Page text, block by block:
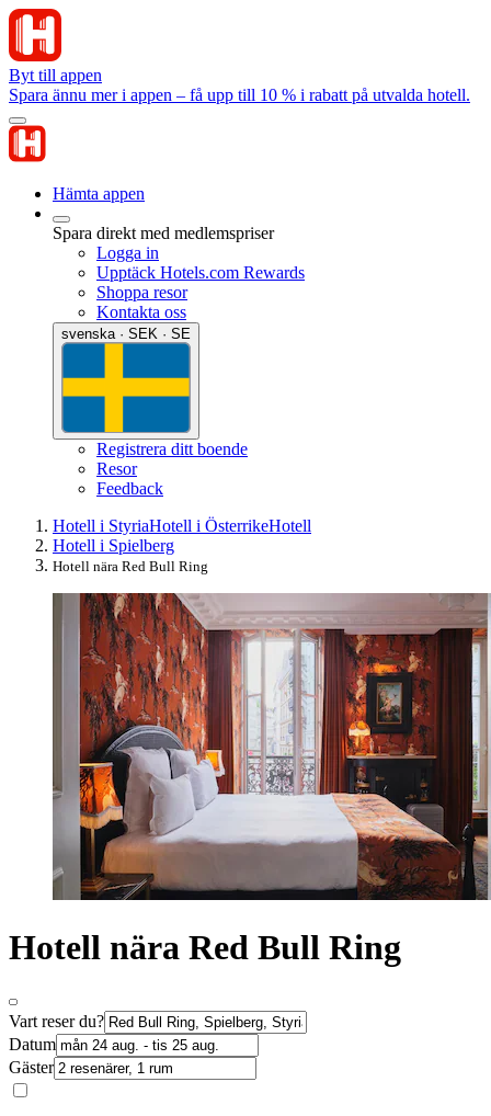
Byt till appen
Spara ännu mer i appen – få upp till 10 % i rabatt på utvalda hotell.
Hämta appen
Spara direkt med medlemspriser
Logga in
Upptäck Hotels.com Rewards
Shoppa resor
Kontakta oss
svenska · SEK · SE
Registrera ditt boende
Resor
Feedback
Hotell i StyriaHotell i ÖsterrikeHotell
Hotell i Spielberg
Hotell nära Red Bull Ring
Hotell nära Red Bull Ring
Vart reser du?
Datum
Gäster